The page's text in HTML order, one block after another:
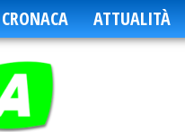
CRONACA ATTUALITÀ